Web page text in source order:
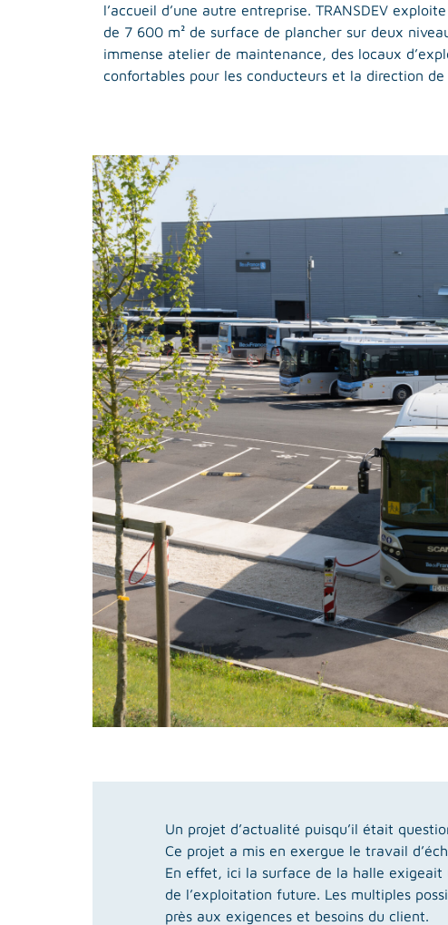
l’accueil d’une autre entreprise. TRANSDEV
de 7 600 m² de surface de plancher sur deux
immense atelier de maintenance, des locaux
confortables pour les conducteurs et la direction de
Un projet d’actualité puisqu’il était
Ce projet a mis en exergue le travail
En effet, ici la surface de la halle
de l’exploitation future. Les multiples
près aux exigences et besoins du client.